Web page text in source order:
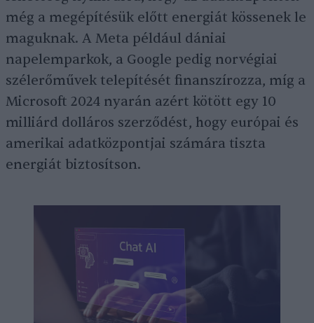
még a megépítésük előtt energiát kössenek le
maguknak. A Meta például dániai
napelemparkok, a Google pedig norvégiai
szélerőművek telepítését finanszírozza, míg a
Microsoft 2024 nyarán azért kötött egy 10
milliárd dolláros szerződést, hogy európai és
amerikai adatközpontjai számára tiszta
energiát biztosítson.